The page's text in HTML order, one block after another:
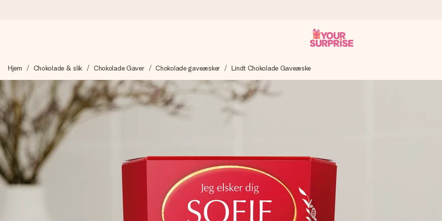
Vi laver din gave med omhu og sender den lynhurtigt – så du kan give den på det helt rette tidspunkt, når den betyder allermest.
4,7 (baseret på +15.000 anmeldelser)
Vores gaver inspirerer. Kunderne giver os 4,7 på Google Reviews.
Gratis kort med hilsen
Lav noget særligt i blot få trin – med hendes navn, et billede af dig eller en besked, der går lige i hendes hjerte. Intet besvær men
Hjem Chokolade & slik Chokolade Gaver Chokolade gaveæsker Lindt Chokolade Gaveæske